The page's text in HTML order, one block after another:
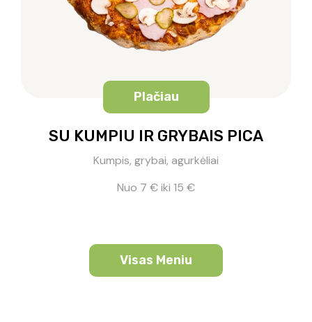
Plačiau
SU KUMPIU IR GRYBAIS PICA
Kumpis, grybai, agurkėliai
Nuo 7 € iki 15 €
Visas Meniu